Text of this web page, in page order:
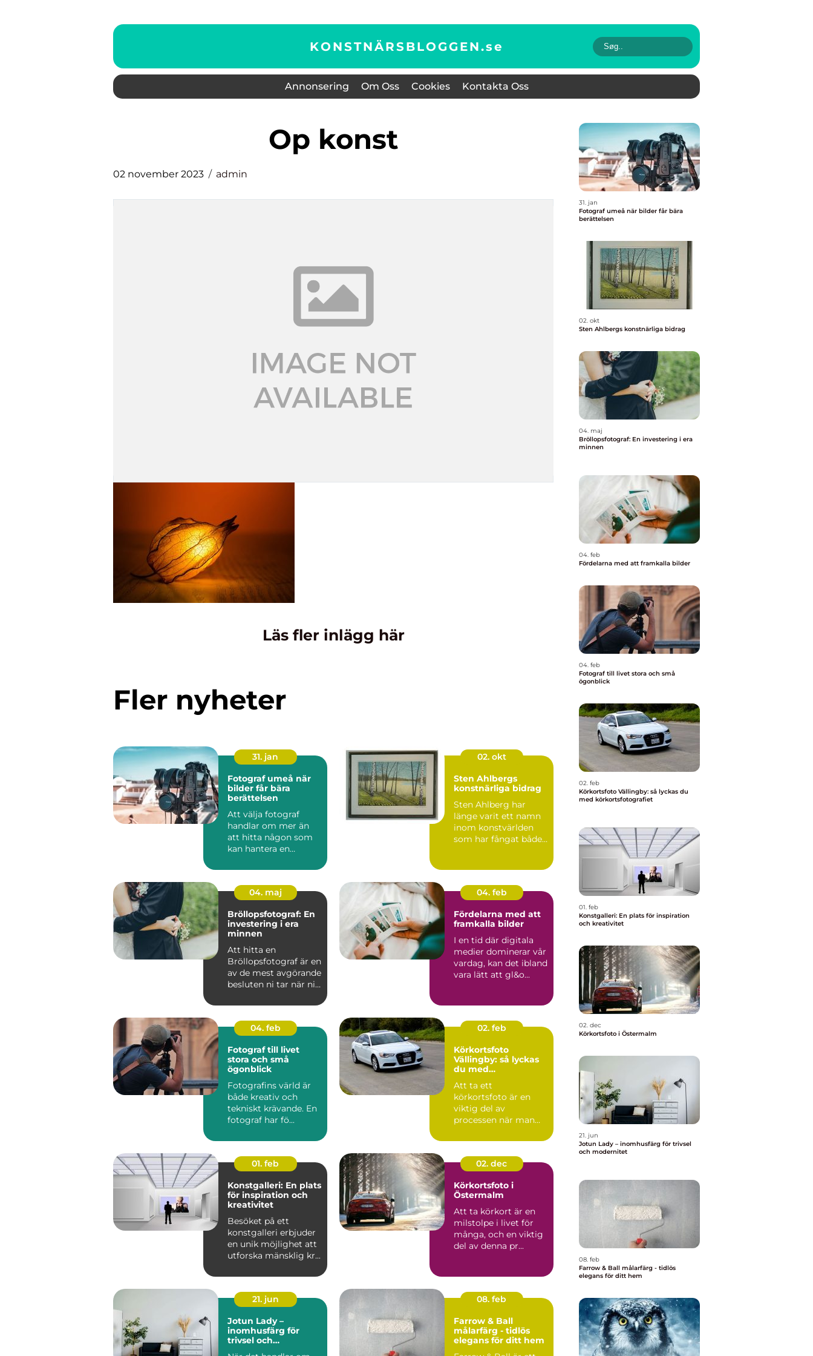
KONSTNÄRSBLOGGEN.se
Annonsering Om Oss Cookies Kontakta Oss
op konst
02 november 2023 admin
Läs fler inlägg här
Fler nyheter
31. jan
Fotograf umeå när
bilder får bära
berättelsen
Att välja fotograf
handlar om mer än
att hitta någon som
kan hantera en
handlar de...
02. okt
Sten Ahlbergs
konstnärliga bidrag
Sten Ahlberg har
länge varit ett namn
inom konstvärlden
som har fångat både
04. maj
Bröllopsfotograf: En
investering i era
minnen
Att hitta en
Bröllopsfotograf är en
av de mest avgörande
besluten ni tar när ni
04. feb
Fördelarna med att
framkalla bilder
I en tid där digitala
medier dominerar vår
vardag, kan det ibland
vara lätt att gl&o...
04. feb
Fotograf till livet
stora och små
ögonblick
Fotografins värld är
både kreativ och
tekniskt krävande. En
fotograf har fö...
02. feb
Körkortsfoto
Vällingby: så lyckas
du med
Att ta ett
körkortsfoto är en
viktig del av
processen när man
k&o...
01. feb
Konstgalleri: En plats
för inspiration och
kreativitet
Besöket på ett
konstgalleri erbjuder
en unik möjlighet att
utforska mänsklig kr...
02. dec
Körkortsfoto i
Östermalm
Att ta körkort är en
milstolpe i livet för
många, och en viktig
del av denna pr...
21. jun
Jotun Lady –
inomhusfärg för
trivsel och
08. feb
Farrow & Ball
målarfärg - tidlös
elegans för ditt hem
31. jan
Fotograf umeå när bilder får bära
berättelsen
02. okt
Sten Ahlbergs konstnärliga bidrag
04. maj
Bröllopsfotograf: En investering i era
minnen
04. feb
Fördelarna med att framkalla bilder
04. feb
Fotograf till livet stora och små
ögonblick
02. feb
Körkortsfoto Vällingby: så lyckas du
med körkortsfotografiet
01. feb
Konstgalleri: En plats för inspiration
och kreativitet
02. dec
Körkortsfoto i Östermalm
21. jun
Jotun Lady – inomhusfärg för trivsel
och modernitet
08. feb
Farrow & Ball målarfärg - tidlös
elegans för ditt hem